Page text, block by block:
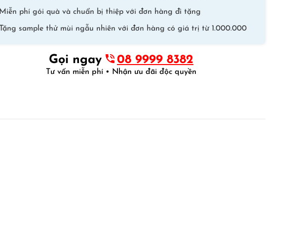
Miễn phí gói quà và chuẩn bị thiệp với đơn hàng đi tặng
Tặng sample thử mùi ngẫu nhiên với đơn hàng có giá trị từ 1.000.000
Gọi ngay 08 9999 8382
Tư vấn miễn phí • Nhận ưu đãi độc quyền